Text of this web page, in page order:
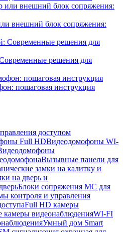
внешний блок сопряжения:
решения для
пошаговая инструкция
доступом
Full HDВидеодомофоны WI-
Вызывные панели для
замки на калитку и
на дверь и
Блоки сопряжения МС для
контроля и управления
Full HD камеры
камеры видеонаблюденияWI-FI
Умный дом Smart